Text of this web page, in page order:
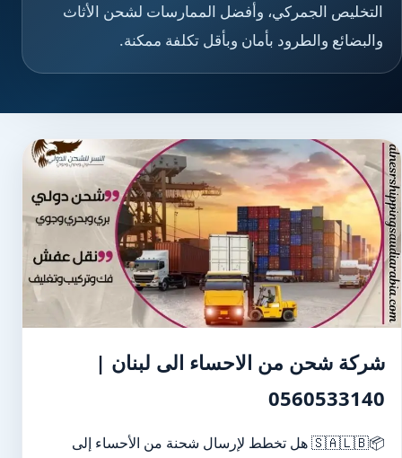
التخليص الجمركي، وأفضل الممارسات لشحن الأثاث
والبضائع والطرود بأمان وبأقل تكلفة ممكنة.
شركة شحن من الاحساء الى لبنان |
0560533140
📦🇸🇦🇱🇧 هل تخطط لإرسال شحنة من الأحساء إلى